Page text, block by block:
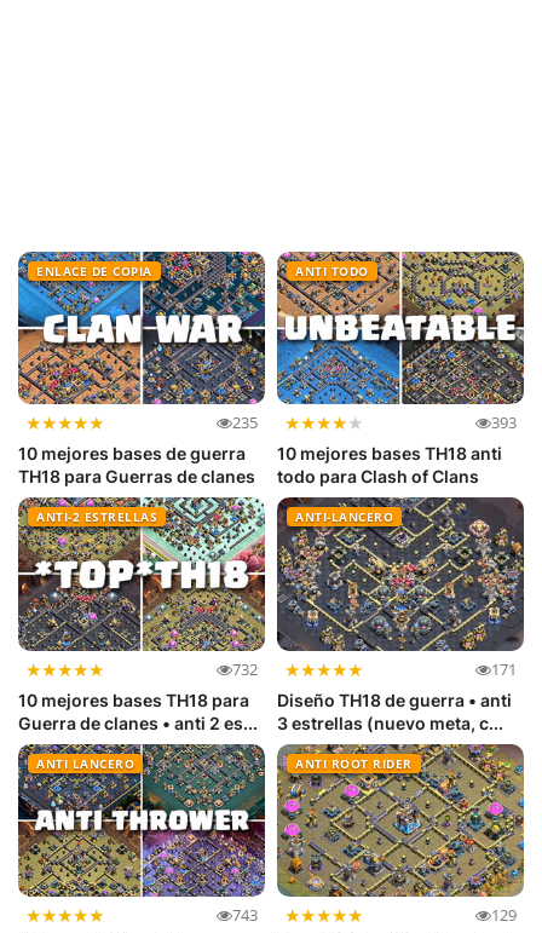
ENLACE DE COPIA
★★★★★ 235
10 mejores bases de guerra
TH18 para Guerras de clanes
ANTI TODO
★★★★★ 393
10 mejores bases TH18 anti
todo para Clash of Clans
ANTI-2 ESTRELLAS
★★★★★ 732
10 mejores bases TH18 para
Guerra de clanes • anti 2 es...
ANTI-LANCERO
★★★★★ 171
Diseño TH18 de guerra • anti
3 estrellas (nuevo meta, c...
ANTI LANCERO
★★★★★ 743
ANTI ROOT RIDER
★★★★★ 129